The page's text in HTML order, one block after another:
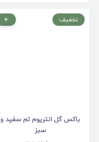
تخفیف
باکس گل انتریوم تم سفید و
سبز